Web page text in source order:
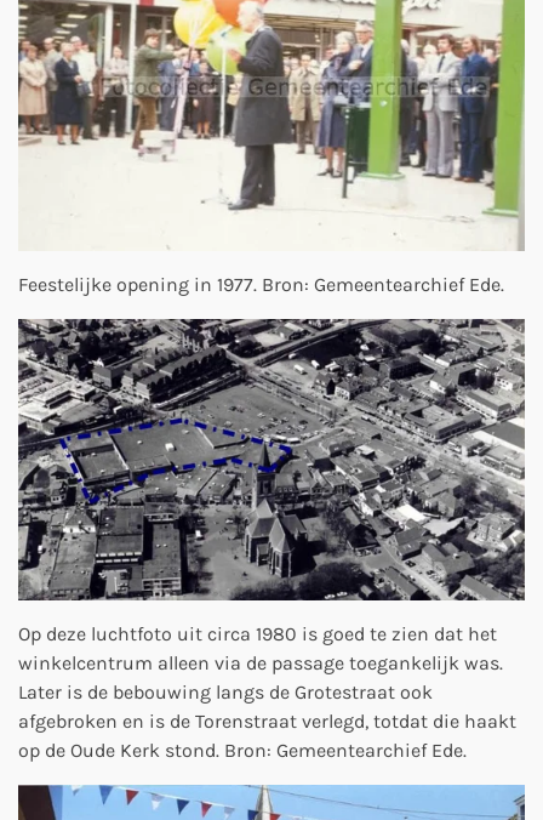
Feestelijke opening in 1977. Bron: Gemeentearchief Ede.
Op deze luchtfoto uit circa 1980 is goed te zien dat het
winkelcentrum alleen via de passage toegankelijk was.
Later is de bebouwing langs de Grotestraat ook
afgebroken en is de Torenstraat verlegd, totdat die haakt
op de Oude Kerk stond. Bron: Gemeentearchief Ede.